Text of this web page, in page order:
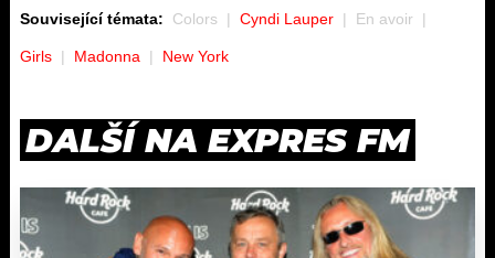
Související témata: Colors Cyndi Lauper En avoir
Girls Madonna New York
DALŠÍ NA EXPRES FM